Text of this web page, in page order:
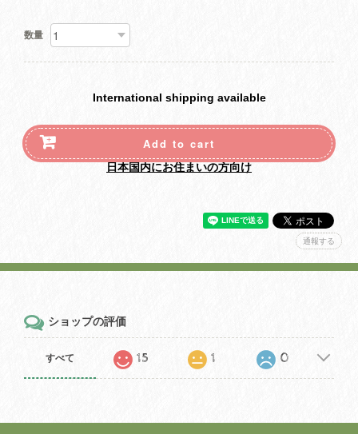
数量
International shipping available
Add to cart
日本国内にお住まいの方向け
通報する
ショップの評価
すべて 15 1 0